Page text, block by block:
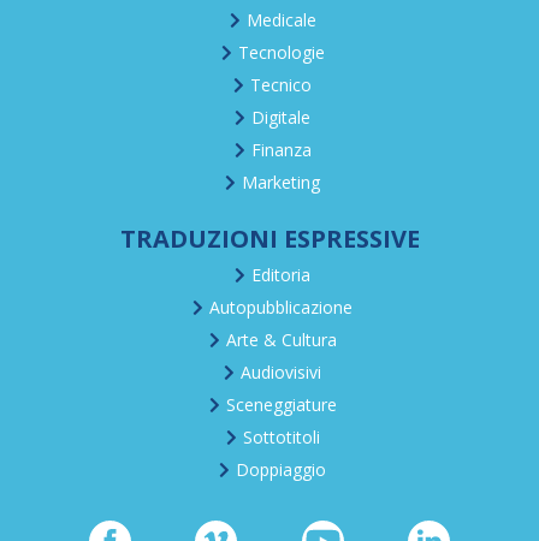
Medicale
Tecnologie
Tecnico
Digitale
Finanza
Marketing
TRADUZIONI ESPRESSIVE
Editoria
Autopubblicazione
Arte & Cultura
Audiovisivi
Sceneggiature
Sottotitoli
Doppiaggio